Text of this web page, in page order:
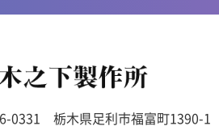
0331 栃木県足利市福富町1390-1